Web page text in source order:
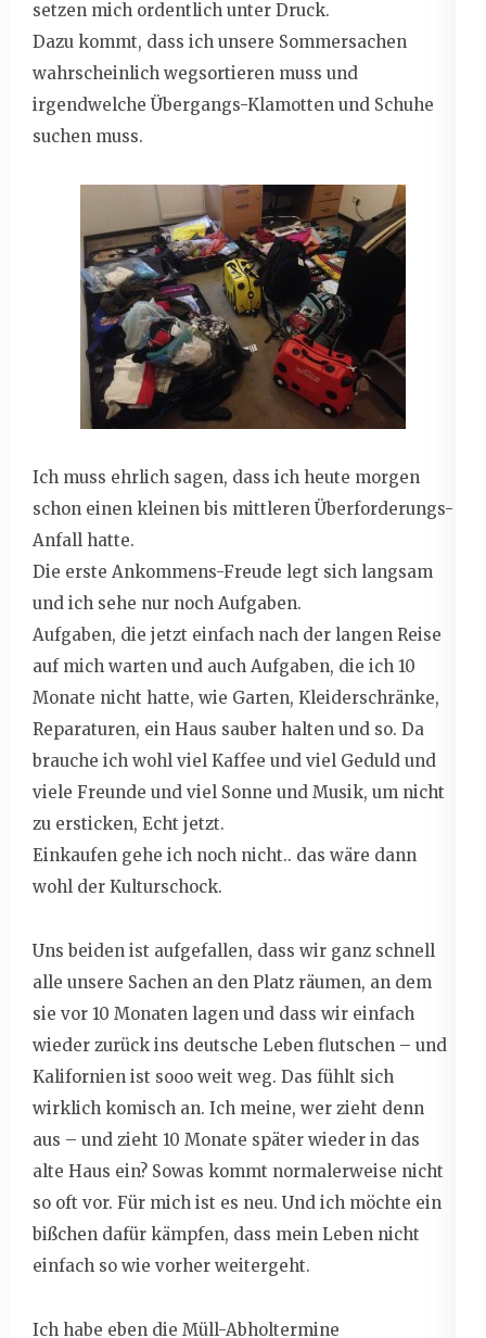
setzen mich ordentlich unter Druck.
Dazu kommt, dass ich unsere Sommersachen
wahrscheinlich wegsortieren muss und
irgendwelche Übergangs-Klamotten und Schuhe
suchen muss.
Ich muss ehrlich sagen, dass ich heute morgen
schon einen kleinen bis mittleren Überforderungs-
Anfall hatte.
Die erste Ankommens-Freude legt sich langsam
und ich sehe nur noch Aufgaben.
Aufgaben, die jetzt einfach nach der langen Reise
auf mich warten und auch Aufgaben, die ich 10
Monate nicht hatte, wie Garten, Kleiderschränke,
Reparaturen, ein Haus sauber halten und so. Da
brauche ich wohl viel Kaffee und viel Geduld und
viele Freunde und viel Sonne und Musik, um nicht
zu ersticken, Echt jetzt.
Einkaufen gehe ich noch nicht.. das wäre dann
wohl der Kulturschock.
Uns beiden ist aufgefallen, dass wir ganz schnell
alle unsere Sachen an den Platz räumen, an dem
sie vor 10 Monaten lagen und dass wir einfach
wieder zurück ins deutsche Leben flutschen – und
Kalifornien ist sooo weit weg. Das fühlt sich
wirklich komisch an. Ich meine, wer zieht denn
aus – und zieht 10 Monate später wieder in das
alte Haus ein? Sowas kommt normalerweise nicht
so oft vor. Für mich ist es neu. Und ich möchte ein
bißchen dafür kämpfen, dass mein Leben nicht
einfach so wie vorher weitergeht.
Ich habe eben die Müll-Abholtermine